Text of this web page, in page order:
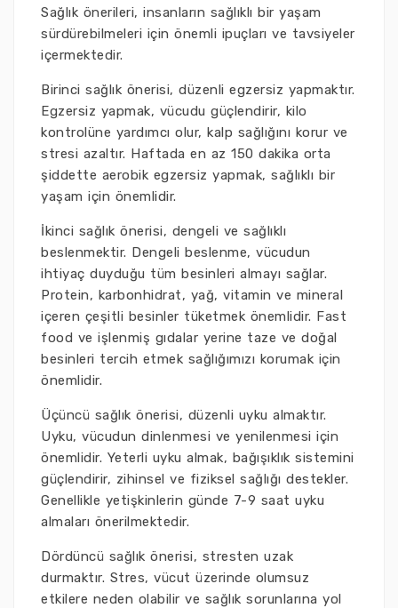
Sağlık önerileri, insanların sağlıklı bir yaşam
sürdürebilmeleri için önemli ipuçları ve tavsiyeler
içermektedir.
Birinci sağlık önerisi, düzenli egzersiz yapmaktır.
Egzersiz yapmak, vücudu güçlendirir, kilo
kontrolüne yardımcı olur, kalp sağlığını korur ve
stresi azaltır. Haftada en az 150 dakika orta
şiddette aerobik egzersiz yapmak, sağlıklı bir
yaşam için önemlidir.
İkinci sağlık önerisi, dengeli ve sağlıklı
beslenmektir. Dengeli beslenme, vücudun
ihtiyaç duyduğu tüm besinleri almayı sağlar.
Protein, karbonhidrat, yağ, vitamin ve mineral
içeren çeşitli besinler tüketmek önemlidir. Fast
food ve işlenmiş gıdalar yerine taze ve doğal
besinleri tercih etmek sağlığımızı korumak için
önemlidir.
Üçüncü sağlık önerisi, düzenli uyku almaktır.
Uyku, vücudun dinlenmesi ve yenilenmesi için
önemlidir. Yeterli uyku almak, bağışıklık sistemini
güçlendirir, zihinsel ve fiziksel sağlığı destekler.
Genellikle yetişkinlerin günde 7-9 saat uyku
almaları önerilmektedir.
Dördüncü sağlık önerisi, stresten uzak
durmaktır. Stres, vücut üzerinde olumsuz
etkilere neden olabilir ve sağlık sorunlarına yol